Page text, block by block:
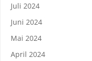
Juli 2024
Juni 2024
Mai 2024
April 2024